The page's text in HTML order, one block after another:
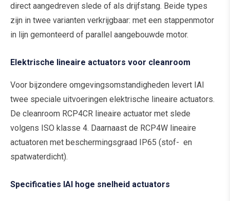
direct aangedreven slede of als drijfstang. Beide types
zijn in twee varianten verkrijgbaar: met een stappenmotor
in lijn gemonteerd of parallel aangebouwde motor.
Elektrische lineaire actuators voor cleanroom
Voor bijzondere omgevingsomstandigheden levert IAI
twee speciale uitvoeringen elektrische lineaire actuators.
De cleanroom RCP4CR lineaire actuator met slede
volgens ISO klasse 4. Daarnaast de RCP4W lineaire
actuatoren met beschermingsgraad IP65 (stof- en
spatwaterdicht).
Specificaties IAI hoge snelheid actuators